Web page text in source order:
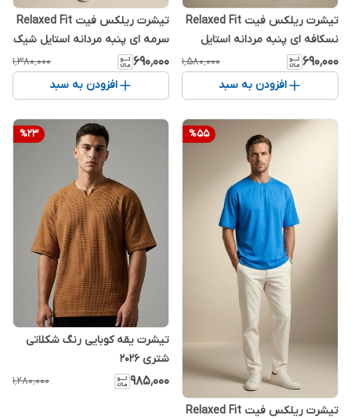
تیشرت ریلکس فیت Relaxed Fit
نسکافه ای پنبه مردانه استایل
شیک
۶۹۰٬۰۰۰ ۱٬۵۸۰٬۰۰۰
افزودن به سبد
تیشرت ریلکس فیت Relaxed Fit
سرمه ای پنبه مردانه استایل شیک
۶۹۰٬۰۰۰ ۱٬۳۸۰٬۰۰۰
افزودن به سبد
%55
تیشرت ریلکس فیت Relaxed Fit
%23
تیشرت یقه کوبایی رنگ شکلاتی
شتری 2026
۹۸۵٬۰۰۰ ۱٬۲۸۰٬۰۰۰